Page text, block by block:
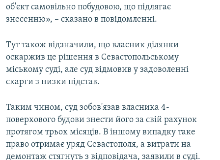
ІНФОГРАФІКА
ДОЛУЧАЙСЯ!
Усі сайти RFE/RL
об'єкт самовільно побудовою, що підлягає
знесенню», – сказано в повідомленні.
Тут також відзначили, що власник ділянки
оскаржив це рішення в Севастопольському
міському суді, але суд відмовив у задоволенні
скарги з низки підстав.
Таким чином, суд зобов'язав власника 4-
поверхового будови знести його за свій рахунок
протягом трьох місяців. В іншому випадку таке
право отримає уряд Севастополя, а витрати на
демонтаж стягнуть з відповідача, заявили в суді.